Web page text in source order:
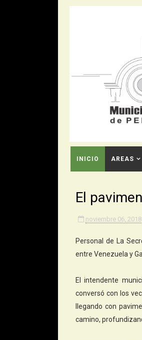
INICIO AREAS
El
noviembre 06, 2018
Personal de La
entre Venezuela y
El intendente
conversó con los
llegando con
camino,